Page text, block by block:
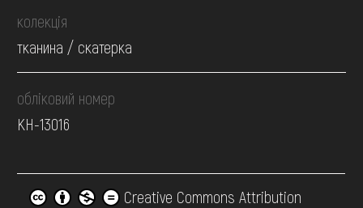
колекція
тканина / скатерка
обліковий номер
КН-13016
Creative Commons Attribution